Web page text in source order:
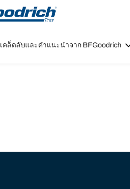
Go to page navigation
เคล็ดลับและคำแนะนำจาก BFGoodrich